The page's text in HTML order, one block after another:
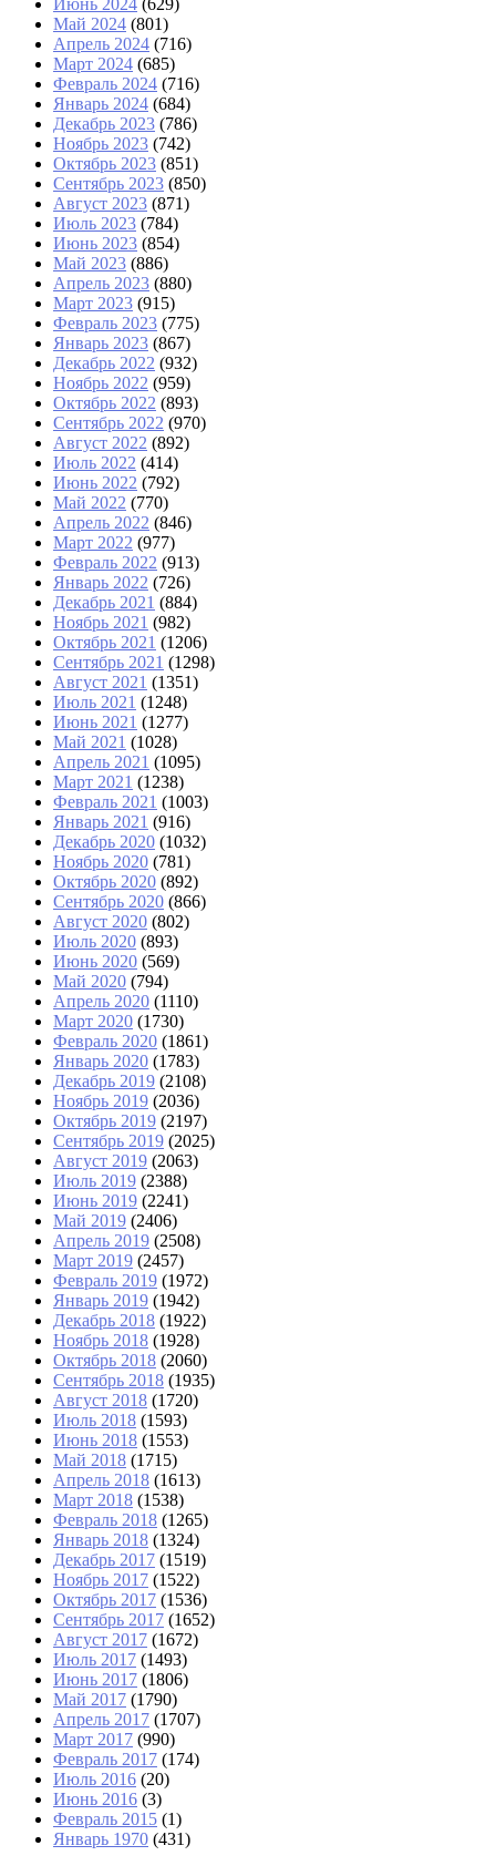
Июнь 2024 (629)
Май 2024 (801)
Апрель 2024 (716)
Март 2024 (685)
Февраль 2024 (716)
Январь 2024 (684)
Декабрь 2023 (786)
Ноябрь 2023 (742)
Октябрь 2023 (851)
Сентябрь 2023 (850)
Август 2023 (871)
Июль 2023 (784)
Июнь 2023 (854)
Май 2023 (886)
Апрель 2023 (880)
Март 2023 (915)
Февраль 2023 (775)
Январь 2023 (867)
Декабрь 2022 (932)
Ноябрь 2022 (959)
Октябрь 2022 (893)
Сентябрь 2022 (970)
Август 2022 (892)
Июль 2022 (414)
Июнь 2022 (792)
Май 2022 (770)
Апрель 2022 (846)
Март 2022 (977)
Февраль 2022 (913)
Январь 2022 (726)
Декабрь 2021 (884)
Ноябрь 2021 (982)
Октябрь 2021 (1206)
Сентябрь 2021 (1298)
Август 2021 (1351)
Июль 2021 (1248)
Июнь 2021 (1277)
Май 2021 (1028)
Апрель 2021 (1095)
Март 2021 (1238)
Февраль 2021 (1003)
Январь 2021 (916)
Декабрь 2020 (1032)
Ноябрь 2020 (781)
Октябрь 2020 (892)
Сентябрь 2020 (866)
Август 2020 (802)
Июль 2020 (893)
Июнь 2020 (569)
Май 2020 (794)
Апрель 2020 (1110)
Март 2020 (1730)
Февраль 2020 (1861)
Январь 2020 (1783)
Декабрь 2019 (2108)
Ноябрь 2019 (2036)
Октябрь 2019 (2197)
Сентябрь 2019 (2025)
Август 2019 (2063)
Июль 2019 (2388)
Июнь 2019 (2241)
Май 2019 (2406)
Апрель 2019 (2508)
Март 2019 (2457)
Февраль 2019 (1972)
Январь 2019 (1942)
Декабрь 2018 (1922)
Ноябрь 2018 (1928)
Октябрь 2018 (2060)
Сентябрь 2018 (1935)
Август 2018 (1720)
Июль 2018 (1593)
Июнь 2018 (1553)
Май 2018 (1715)
Апрель 2018 (1613)
Март 2018 (1538)
Февраль 2018 (1265)
Январь 2018 (1324)
Декабрь 2017 (1519)
Ноябрь 2017 (1522)
Октябрь 2017 (1536)
Сентябрь 2017 (1652)
Август 2017 (1672)
Июль 2017 (1493)
Июнь 2017 (1806)
Май 2017 (1790)
Апрель 2017 (1707)
Март 2017 (990)
Февраль 2017 (174)
Июль 2016 (20)
Июнь 2016 (3)
Февраль 2015 (1)
Январь 1970 (431)